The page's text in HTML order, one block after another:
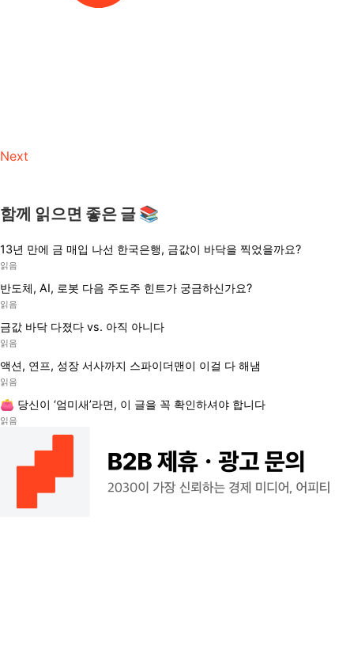
Next
함께 읽으면 좋은 글 📚
13년 만에 금 매입 나선 한국은행, 금값이 바닥을 찍었을까요?
읽음
반도체, AI, 로봇 다음 주도주 힌트가 궁금하신가요?
읽음
금값 바닥 다졌다 vs. 아직 아니다
읽음
액션, 연프, 성장 서사까지 스파이더맨이 이걸 다 해냄
읽음
👛 당신이 ‘엄미새’라면, 이 글을 꼭 확인하셔야 합니다
읽음